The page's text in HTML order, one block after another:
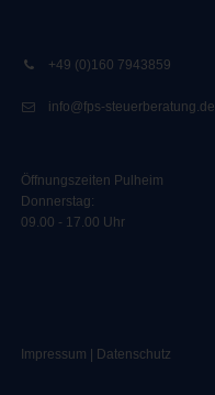
+49 (0)160 7943859
info@fps-steuerberatung.de
Öffnungszeiten Pulheim
Donnerstag:
09.00 - 17.00 Uhr
Impressum Datenschutz